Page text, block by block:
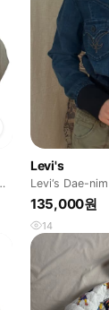
Levi's
Levi‘s Dae-
135,000원
14